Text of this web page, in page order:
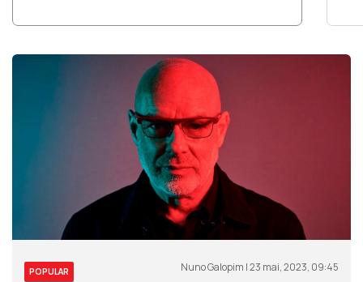
POPULAR Nuno Galopim | 23 mai, 2023, 09:45